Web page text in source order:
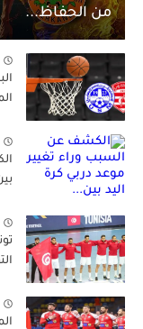
من الحفاظ...